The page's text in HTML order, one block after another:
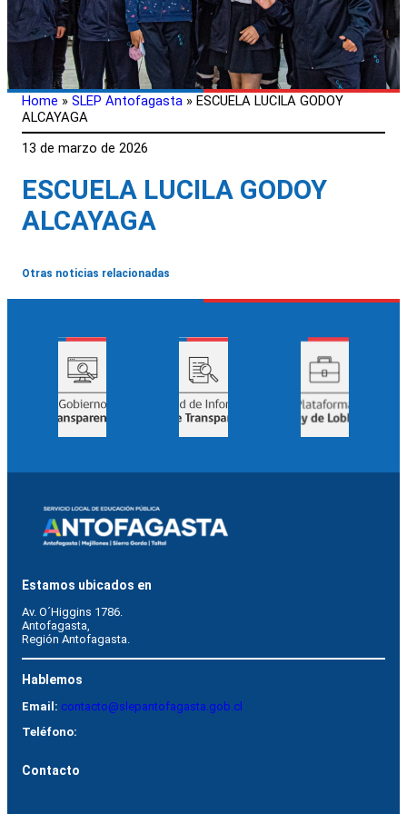
Home » SLEP Antofagasta » ESCUELA LUCILA GODOY
ALCAYAGA
13 de marzo de 2026
ESCUELA LUCILA GODOY
ALCAYAGA
Otras noticias relacionadas
Estamos ubicados en
Av. O´Higgins 1786.
Antofagasta,
Región Antofagasta.
Hablemos
Email: contacto@slepantofagasta.gob.cl
Teléfono:
Contacto